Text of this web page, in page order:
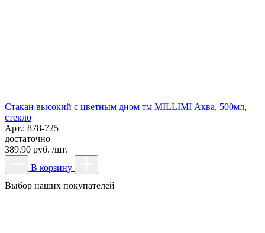
Стакан высокий с цветным дном тм MILLIMI Аква, 500мл,
стекло
Арт.: 878-725
достаточно
389.90 руб. /шт.
В корзину
Выбор наших покупателей